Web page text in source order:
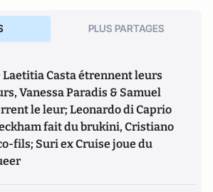
PLUS PARTAGES
Laetitia Casta étrennent leurs
Vanessa Paradis & Samuel
le leur; Leonardo di Caprio
fait du brukini, Cristiano
fils; Suri ex Cruise joue du